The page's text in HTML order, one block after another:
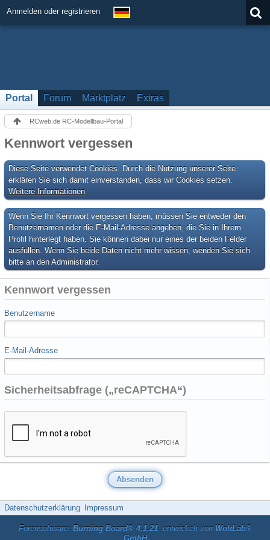
Anmelden oder registrieren
Portal Forum Marktplatz Extras
RCweb.de RC-Modellbau-Portal
Kennwort vergessen
Diese Seite verwendet Cookies. Durch die Nutzung unserer Seite
erklären Sie sich damit einverstanden, dass wir Cookies setzen.
Weitere Informationen
Wenn Sie Ihr Kennwort vergessen haben, müssen Sie entweder den
Benutzernamen oder die E-Mail-Adresse angeben, die Sie in Ihrem
Profil hinterlegt haben. Sie können dabei nur eines der beiden Felder
ausfüllen. Wenn Sie beide Daten nicht mehr wissen, wenden Sie sich
bitte an den Administrator.
Kennwort vergessen
Benutzername
E-Mail-Adresse
Sicherheitsabfrage („reCAPTCHA“)
Datenschutzerklärung Impressum
Forensoftware: Burning Board® 4.1.21, entwickelt von WoltLab®
GmbH